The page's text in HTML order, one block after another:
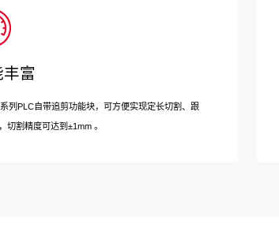
富
列PLC自带追剪功能块，可方便实现定长切割、跟
切割精度可达到±1mm 。